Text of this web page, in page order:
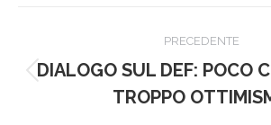
tra
PRECEDENTE
Post
DIALOGO SUL DEF: POCO
TROPPO